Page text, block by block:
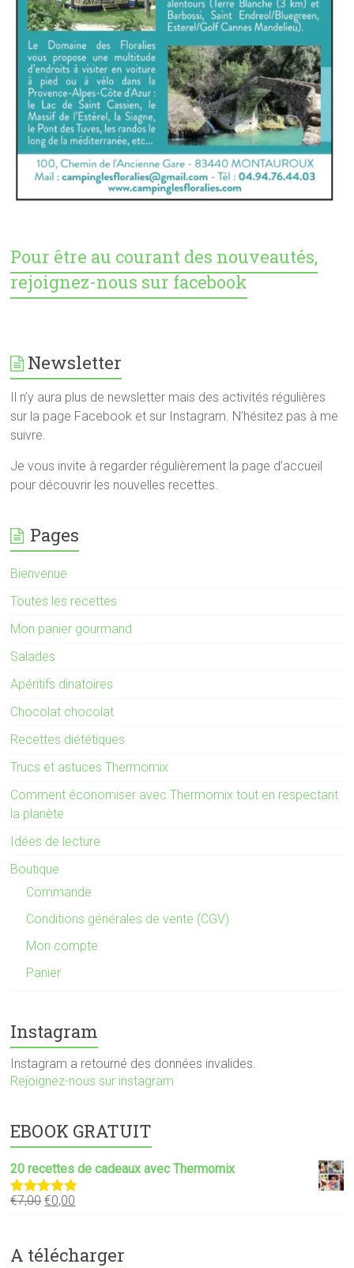
Pour être au courant des nouveautés,
rejoignez-nous sur facebook
Newsletter
Il n’y aura plus de newsletter mais des activités régulières
sur la page Facebook et sur Instagram. N’hésitez pas à me
suivre.
Je vous invite à regarder régulièrement la page d’accueil
pour découvrir les nouvelles recettes.
Pages
Bienvenue
Toutes les recettes
Mon panier gourmand
Salades
Apéritifs dinatoires
Chocolat chocolat
Recettes diététiques
Trucs et astuces Thermomix
Comment économiser avec Thermomix tout en respectant
la planète
Idées de lecture
Boutique
Commande
Conditions générales de vente (CGV)
Mon compte
Panier
Instagram
Instagram a retourné des données invalides.
Rejoignez-nous sur instagram
EBOOK GRATUIT
20 recettes de cadeaux avec Thermomix
Note5.00
€7,00 €0,00
A télécharger